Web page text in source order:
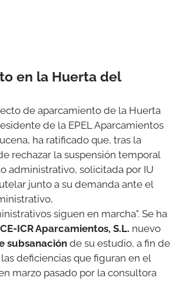
en la Huerta del
de aparcamiento de la Huerta
de la EPEL Aparcamientos
ha ratificado que, tras la
rechazar la suspensión temporal
administrativo, solicitada por IU
junto a su demanda ante el
siguen en marcha". Se ha
ICR Aparcamientos, S.L. nuevo
subsanación de su estudio, a fin de
deficiencias que figuran en el
marzo pasado por la consultora